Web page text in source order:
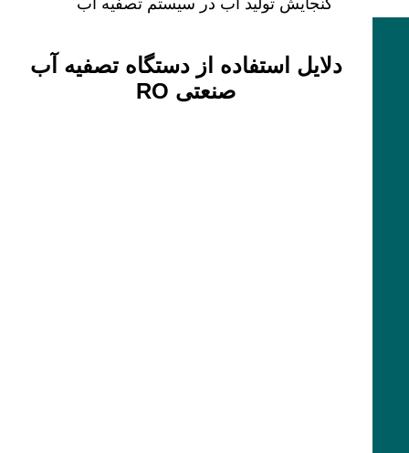
دلایل استفاده از دستگاه تصفیه آب
صنعتی RO